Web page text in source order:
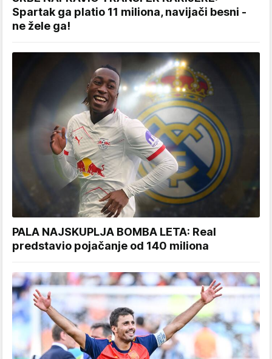
Spartak ga platio 11 miliona, navijači besni -
ne žele ga!
PALA NAJSKUPLJA BOMBA LETA: Real
predstavio pojačanje od 140 miliona